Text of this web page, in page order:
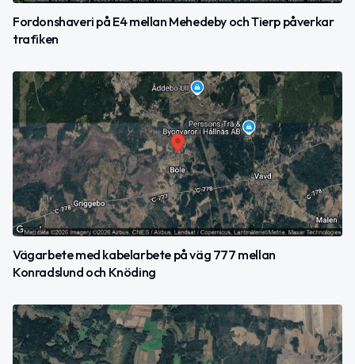
Fordonshaveri på E4 mellan Mehedeby och Tierp påverkar
trafiken
Vägarbete med kabelarbete på väg 777 mellan
Konradslund och Knöding